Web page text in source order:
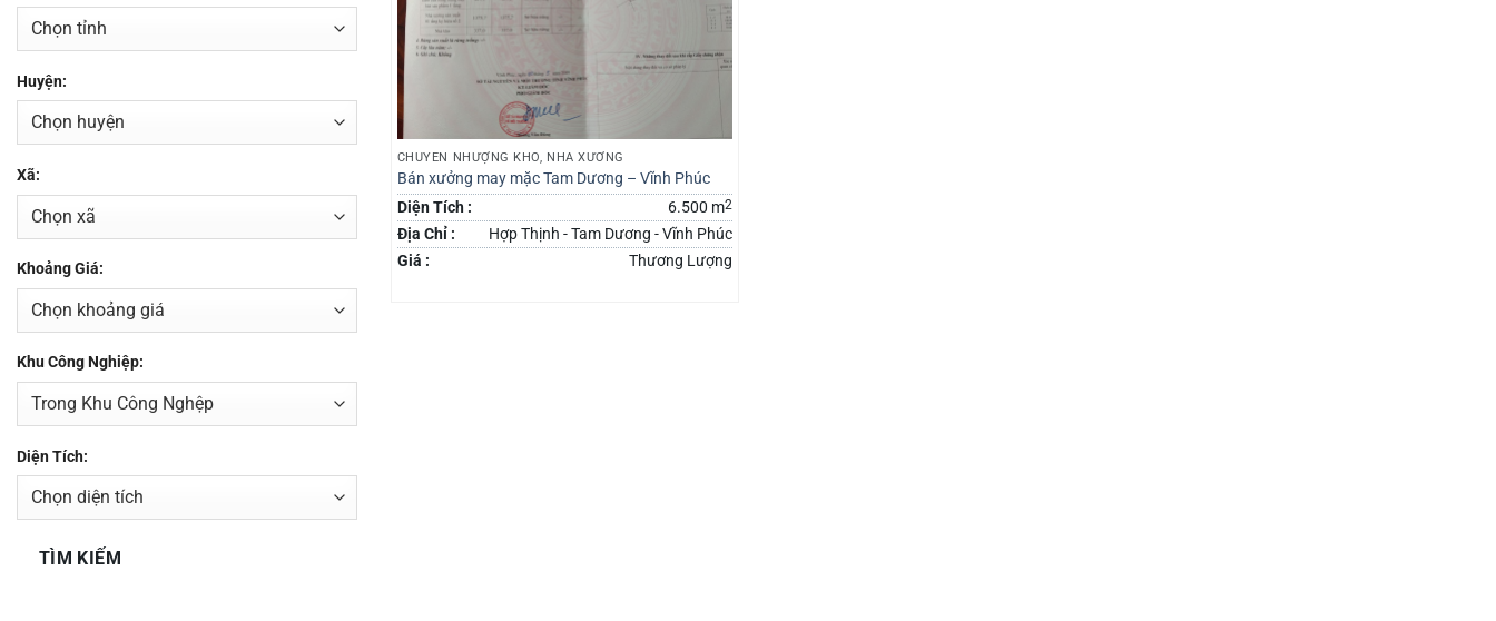
Huyện:
Xã:
Khoảng Giá:
Khu Công Nghiệp:
Diện Tích:
TÌM KIẾM
CHUYỂN NHƯỢNG KHO, NHÀ XƯỞNG
Bán xưởng may mặc Tam Dương – Vĩnh Phúc
Diện Tích :
6.500 m2
Địa Chỉ :
Hợp Thịnh - Tam Dương - Vĩnh Phúc
Giá :
Thương Lượng